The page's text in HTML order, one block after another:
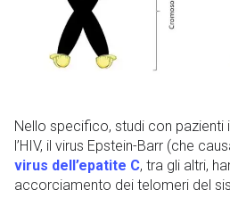
Nello specifico, studi con pazienti
l’HIV, il virus Epstein-Barr (che
virus dell’epatite C, tra gli altri,
accorciamento dei telomeri del